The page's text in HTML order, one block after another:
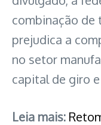
combinação de
prejudica a
no setor
capital de giro
Leia mais: